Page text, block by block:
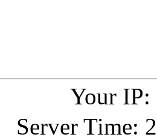
Your IP:
Server Time: